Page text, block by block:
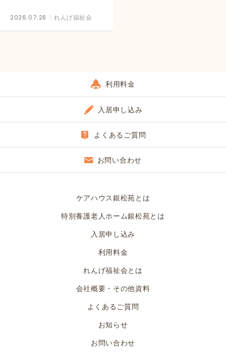
2026.07.28 れんげ福祉会
利用料金
入居申し込み
よくあるご質問
お問い合わせ
ケアハウス銀松苑とは
特別養護老人ホーム銀松苑とは
入居申し込み
利用料金
れんげ福祉会とは
会社概要・その他資料
よくあるご質問
お知らせ
お問い合わせ